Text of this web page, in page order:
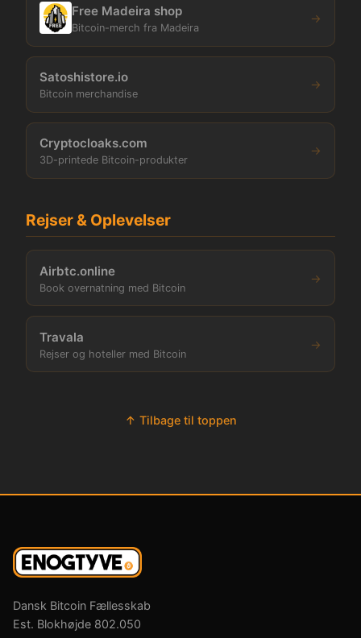
Free Madeira shop
Bitcoin-merch fra Madeira
→
Satoshistore.io
Bitcoin merchandise
→
Cryptocloaks.com
3D-printede Bitcoin-produkter
→
Rejser & Oplevelser
Airbtc.online
Book overnatning med Bitcoin
→
Travala
Rejser og hoteller med Bitcoin
→
↑ Tilbage til toppen
Dansk Bitcoin Fællesskab
Est. Blokhøjde 802.050